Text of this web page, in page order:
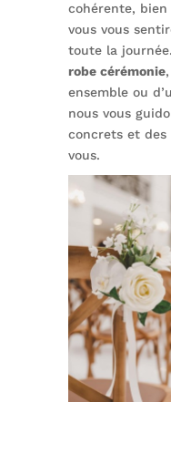
cohérente, bien
vous vous
toute la journée.
robe cérémonie
ensemble ou
nous vous
concrets et des
vous.